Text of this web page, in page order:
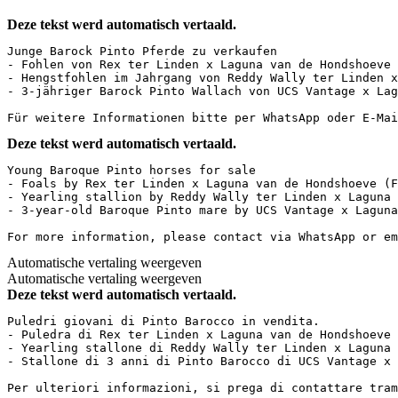
Deze tekst werd automatisch vertaald.
Junge Barock Pinto Pferde zu verkaufen
- Fohlen von Rex ter Linden x Laguna van de
- Hengstfohlen im Jahrgang von Reddy Wally ter Linden
- 3-jähriger Barock Pinto Wallach von UCS Vantage x
Für weitere Informationen bitte per WhatsApp oder E-
Deze tekst werd automatisch vertaald.
Young Baroque Pinto horses for sale
- Foals by Rex ter Linden x Laguna van de
- Yearling stallion by Reddy Wally ter Linden x Laguna
- 3-year-old Baroque Pinto mare by UCS Vantage x
For more information, please contact via WhatsApp or
Automatische vertaling weergeven
Automatische vertaling weergeven
Deze tekst werd automatisch vertaald.
Puledri giovani di Pinto Barocco in vendita.
- Puledra di Rex ter Linden x Laguna van de
- Yearling stallone di Reddy Wally ter Linden x
- Stallone di 3 anni di Pinto Barocco di UCS Vantage
Per ulteriori informazioni, si prega di contattare